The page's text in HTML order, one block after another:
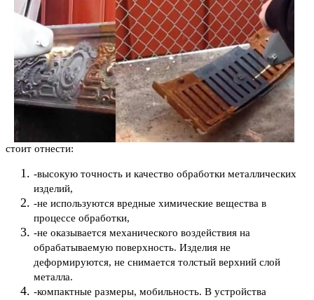
стоит отнести:
-высокую точность и качество обработки металлических
изделий,
-не используются вредные химические вещества в
процессе обработки,
-не оказывается механического воздействия на
обрабатываемую поверхность. Изделия не
деформируются, не снимается толстый верхний слой
металла.
-компактные размеры, мобильность. В устройства